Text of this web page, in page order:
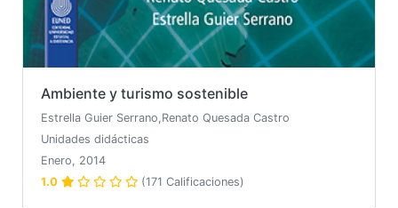
Ambiente y turismo sostenible
Estrella Guier Serrano,Renato Quesada Castro
Unidades didácticas
Enero, 2014
1.0
(171 Calificaciones)